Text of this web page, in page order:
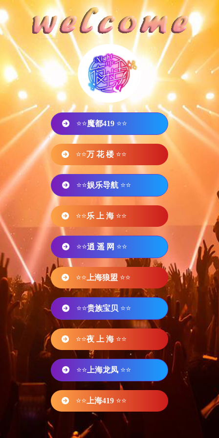
⭐⭐魔都419 ⭐⭐
⭐⭐万 花 楼 ⭐⭐
⭐⭐娱乐导航 ⭐⭐
⭐⭐乐 上 海 ⭐⭐
⭐⭐逍 遥 网 ⭐⭐
⭐⭐ 上海狼盟 ⭐⭐
⭐⭐贵族宝贝 ⭐⭐
⭐⭐夜 上 海 ⭐⭐
⭐⭐ 上海龙凤 ⭐⭐
⭐⭐ 上海419 ⭐⭐